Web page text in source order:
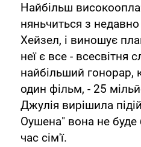
Найбільш
няньчиться з
Хейзел, і виношує
неї є все - всесвітня
найбільший гонорар,
один фільм, - 25
Джулія вирішила
Оушена" вона не буде
час сім'ї.